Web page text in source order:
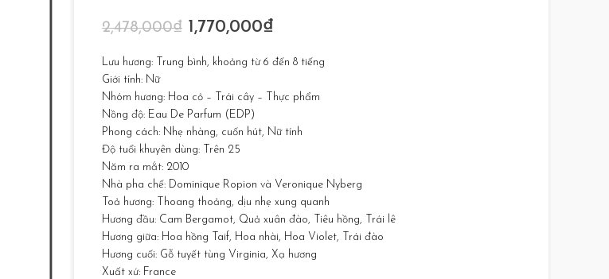
2,478,000₫ 1,770,000₫
Lưu hương: Trung bình, khoảng từ 6 đến 8 tiếng
Giới tính: Nữ
Nhóm hương: Hoa cỏ – Trái cây – Thực phẩm
Nồng độ: Eau De Parfum (EDP)
Phong cách: Nhẹ nhàng, cuốn hút, Nữ tính
Độ tuổi khuyên dùng: Trên 25
Năm ra mắt: 2010
Nhà pha chế: Dominique Ropion và Veronique Nyberg
Toả hương: Thoang thoảng, dịu nhẹ xung quanh
Hương đầu: Cam Bergamot, Quả xuân đào, Tiêu hồng, Trái lê
Hương giữa: Hoa hồng Taif, Hoa nhài, Hoa Violet, Trái đào
Hương cuối: Gỗ tuyết tùng Virginia, Xạ hương
Xuất xứ: France